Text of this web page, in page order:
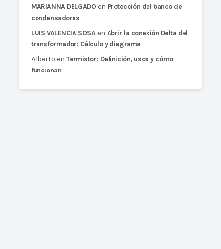
MARIANNA DELGADO en Protección del banco de
condensadores
LUIS VALENCIA SOSAen Abrir la conexión Delta del
transformador: Cálculo y diagrama
Alberto enTermistor: Definición, usos y cómo
funcionan